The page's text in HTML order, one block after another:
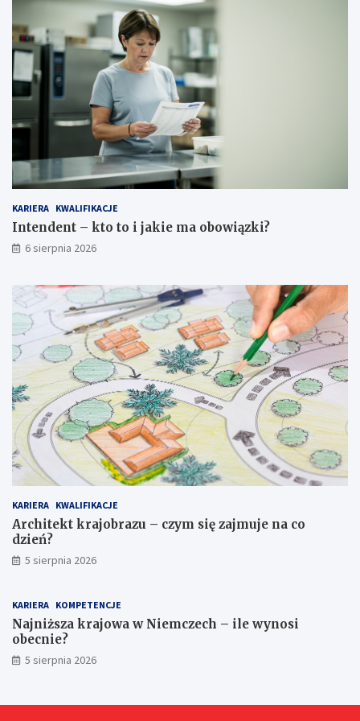
a
r
o
b
i
ć
ą
z
k
i
?
KARIERA KWALIFIKACJE
Intendent – kto to i jakie ma obowiązki?
6 sierpnia 2026
KARIERA KWALIFIKACJE
Architekt krajobrazu – czym się zajmuje na co
dzień?
5 sierpnia 2026
KARIERA KOMPETENCJE
Najniższa krajowa w Niemczech – ile wynosi
obecnie?
5 sierpnia 2026